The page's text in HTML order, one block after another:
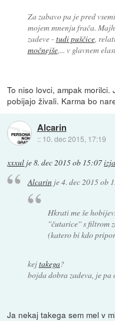
Za zabavo pa je pred
mojem mnenju frača.
zadeve - tudi puščice,
močnejše,... v glavnem
To niso lovci, ampak morilci.
pobijajo živali. Karma bo
Alcarin
:: 10. dec 2015, 17:19
xxxul je8. dec 2015 ob 15:07
Alcarinje4. dec 2015 ob
Hkrati me še
''čutarice'' s filtrom
(katero bi kdo
kejtakega?
bojda dobra zadeva, je pa
Ja nekaj takega sem mel v